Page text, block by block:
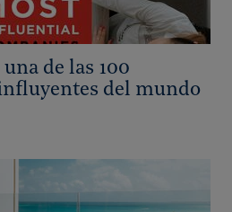
de las 100
del mundo